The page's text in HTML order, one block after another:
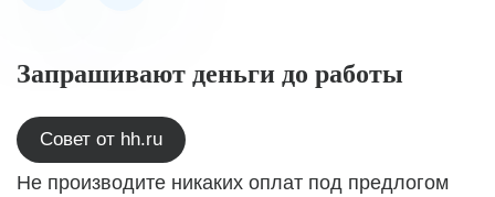
Запрашивают деньги до работы
Совет от hh.ru
Не производите никаких оплат под предлогом